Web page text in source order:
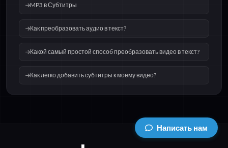
MP3 в Субтитры
Как преобразовать аудио в текст?
Какой самый простой способ преобразовать видео в текст?
Как легко добавить субтитры к моему видео?
Написать нам